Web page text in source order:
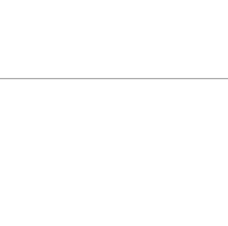
muß die Lösung eingeben. Mit Videofeedback (auch
und Transformation (Ausgangsstellung – Endstellung)